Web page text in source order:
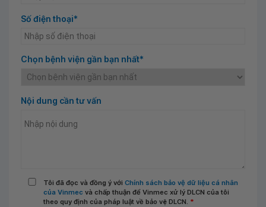
Số điện thoại*
Chọn bệnh viện gần bạn nhất*
Nội dung cần tư vấn
Tôi đã đọc và đồng ý với Chính sách bảo vệ dữ liệu cá nhân
của Vinmec và chấp thuận để Vinmec xử lý DLCN của tôi
theo quy định của pháp luật về bảo vệ DLCN. *